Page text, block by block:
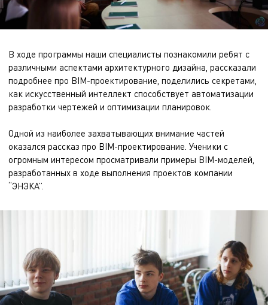
В ходе программы наши специалисты познакомили ребят с
различными аспектами архитектурного дизайна, рассказали
подробнее про BIM-проектирование, поделились секретами,
как искусственный интеллект способствует автоматизации
разработки чертежей и оптимизации планировок.
Одной из наиболее захватывающих внимание частей
оказался рассказ про BIM-проектирование. Ученики с
огромным интересом просматривали примеры BIM-моделей,
разработанных в ходе выполнения проектов компании
“ЭНЭКА”.